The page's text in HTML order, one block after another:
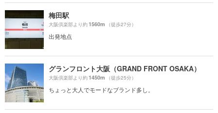
梅田駅
大阪倶楽部より約1560m （徒歩27分）
出発地点
グランフロント大阪（GRAND FRONT OSAKA）
大阪倶楽部より約1450m （徒歩25分）
ちょっと大人でモードなブランド多し。